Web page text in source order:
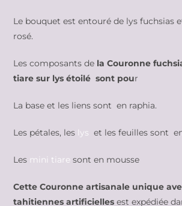
Le bouquet est entouré de lys fuchsias
rosé.
Les composants de la Couronne
tiare sur lys étoilé sont pour
La base et les liens sont en raphia.
Les pétales, les lys et les feuilles sont
Les mini tiare sont en mousse
Cette Couronne artisanale unique
tahitiennes artificielles est expédiée